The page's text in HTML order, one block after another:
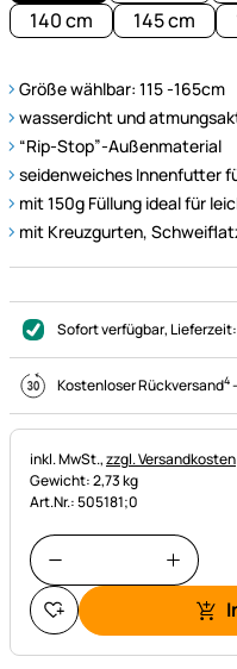
140 cm
145 cm
Größe wählbar: 115 -165cm
wasserdicht und
“Rip-Stop”-Außenmaterial
seidenweiches Innenfutter
mit 150g Füllung ideal für
mit Kreuzgurten,
Sofort verfügbar, Lieferzeit:
Kostenloser Rückversand4-
Steuerhinweis:
inkl. MwSt.,zzgl. Versandkosten
Gewicht: 2,73 kg
Art.Nr.: 505181;0